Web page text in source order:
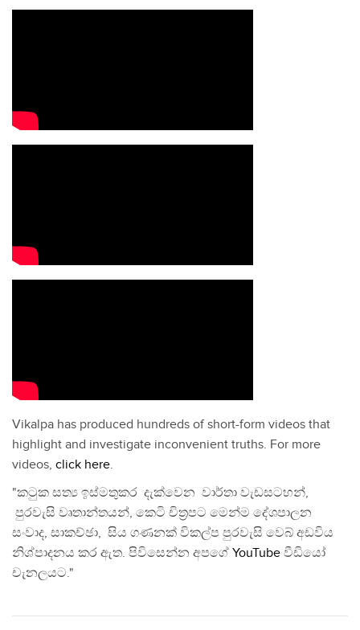
Vikalpa has produced hundreds of short-form videos that
highlight and investigate inconvenient truths. For more
videos, click here.
"කටුක සත්‍ය ඉස්මතුකර දැක්වෙන වාර්තා වැඩසටහන්,
පුරවැසි වෘතාන්තයන්, කෙටි චිත්‍රපට මෙන්ම දේශපාලන
සංවාද, සාකච්ඡා, සිය ගණනක් විකල්ප පුරවැසි වෙබ් අඩවිය
නිශ්පාදනය කර ඇත. පිවිසෙන්න අපගේ YouTube වීඩියෝ
චැනලයට."